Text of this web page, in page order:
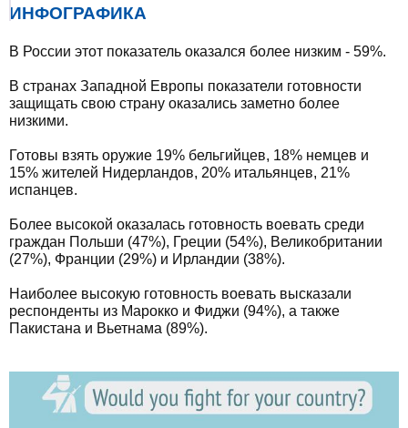
ИНФОГРАФИКА
В России этот показатель оказался более низким - 59%.
В странах Западной Европы показатели готовности
защищать свою страну оказались заметно более
низкими.
Готовы взять оружие 19% бельгийцев, 18% немцев и
15% жителей Нидерландов, 20% итальянцев, 21%
испанцев.
Более высокой оказалась готовность воевать среди
граждан Польши (47%), Греции (54%), Великобритании
(27%), Франции (29%) и Ирландии (38%).
Наиболее высокую готовность воевать высказали
респонденты из Марокко и Фиджи (94%), а также
Пакистана и Вьетнама (89%).